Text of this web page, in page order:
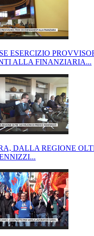
ESERCIZIO
ALLA FINANZIARIA...
DALLA REGIONE